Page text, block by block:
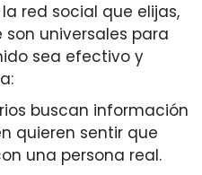
red social que elijas,
universales para
sea efectivo y
buscan información
quieren sentir que
una persona real.